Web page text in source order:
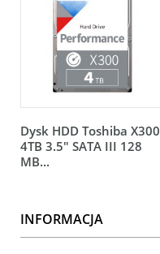
Dysk HDD Toshiba X300
4TB 3.5" SATA III 128
MB...
INFORMACJA